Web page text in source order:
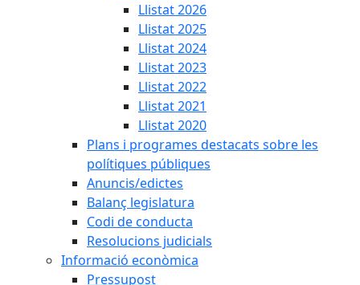
Llistat 2026
Llistat 2025
Llistat 2024
Llistat 2023
Llistat 2022
Llistat 2021
Llistat 2020
Plans i programes destacats sobre les
polítiques públiques
Anuncis/edictes
Balanç legislatura
Codi de conducta
Resolucions judicials
Informació econòmica
Pressupost